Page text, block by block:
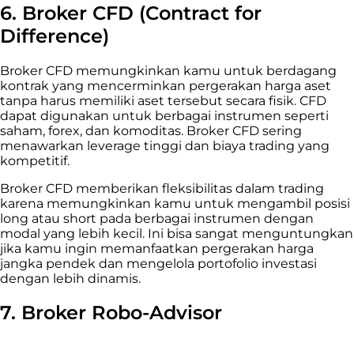
6. Broker CFD (Contract for
Difference)
Broker CFD memungkinkan kamu untuk berdagang
kontrak yang mencerminkan pergerakan harga aset
tanpa harus memiliki aset tersebut secara fisik. CFD
dapat digunakan untuk berbagai instrumen seperti
saham, forex, dan komoditas. Broker CFD sering
menawarkan leverage tinggi dan biaya trading yang
kompetitif.
Broker CFD memberikan fleksibilitas dalam trading
karena memungkinkan kamu untuk mengambil posisi
long atau short pada berbagai instrumen dengan
modal yang lebih kecil. Ini bisa sangat menguntungkan
jika kamu ingin memanfaatkan pergerakan harga
jangka pendek dan mengelola portofolio investasi
dengan lebih dinamis.
7. Broker Robo-Advisor